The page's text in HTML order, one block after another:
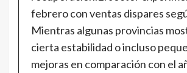
febrero con ventas dispares
Mientras algunas provincias
cierta estabilidad o incluso
mejoras en comparación con el